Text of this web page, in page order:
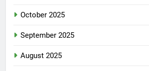
October 2025
September 2025
August 2025